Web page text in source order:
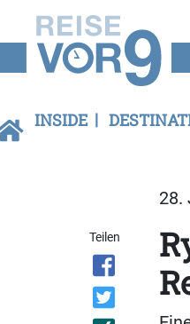
INSIDE
28.
Teilen